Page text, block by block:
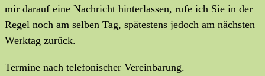
mir darauf eine Nachricht hinterlassen, rufe ich Sie in der
Regel noch am selben Tag, spätestens jedoch am nächsten
Werktag zurück.
Termine nach telefonischer Vereinbarung.